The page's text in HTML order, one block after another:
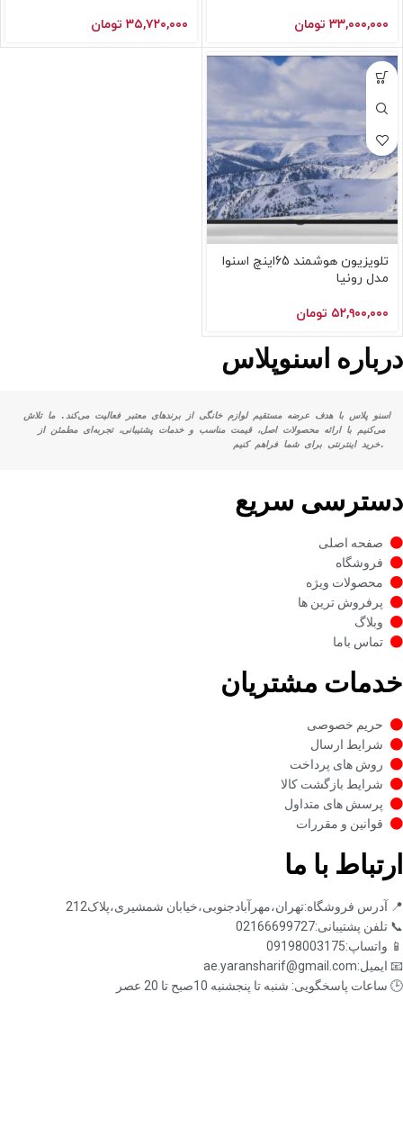
۳۳,۰۰۰,۰۰۰ تومان ۳۵,۷۲۰,۰۰۰ تومان
تلویزیون هوشمند 65اینچ اسنوا
مدل رونیا
۵۲,۹۰۰,۰۰۰ تومان
درباره اسنوپلاس
خرید اینترنتی برای شما فراهم کنیم.
دسترسی سریع
صفحه اصلی
فروشگاه
محصولات ویژه
پرفروش ترین ها
وبلاگ
تماس باما
خدمات مشتریان
حریم خصوصی
شرایط ارسال
روش های پرداخت
شرایط بازگشت کالا
پرسش های متداول
قوانین و مقررات
ارتباط با ما
📍 آدرس فروشگاه:تهران،مهرآبادجنوبی،خیابان شمشیری،پلاک212
📞 تلفن پشتیبانی:02166699727
📱 واتساپ:09198003175
📧 ایمیل:ae.yaransharif@gmail.com
🕒 ساعات پاسخگویی: شنبه تا پنجشنبه 10صبح تا 20 عصر